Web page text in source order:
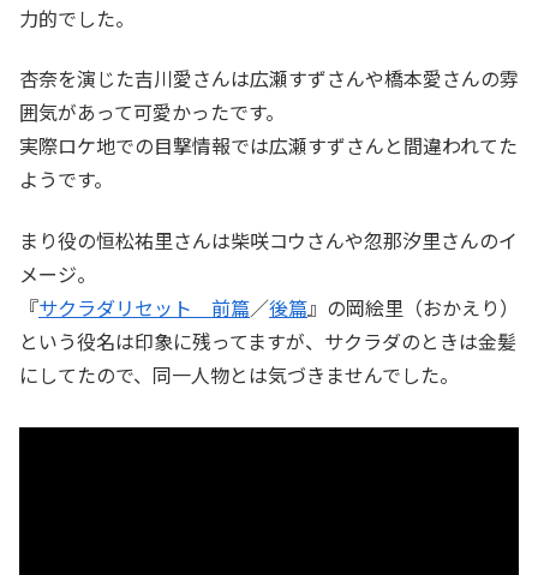
力的でした。
杏奈を演じた吉川愛さんは広瀬すずさんや橋本愛さんの雰
囲気があって可愛かったです。
実際ロケ地での目撃情報では広瀬すずさんと間違われてた
ようです。
まり役の恒松祐里さんは柴咲コウさんや忽那汐里さんのイ
メージ。
『サクラダリセット 前篇／後篇』の岡絵里（おかえり）
という役名は印象に残ってますが、サクラダのときは金髪
にしてたので、同一人物とは気づきませんでした。